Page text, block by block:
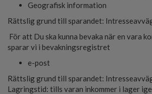
Geografisk information
Rättslig grund till sparandet:
För att Du ska kunna bevaka när en vara
sparar vi i bevakningsregistret
e-post
Rättslig grund till sparandet:
Lagringstid: tills varan inkommer i lager